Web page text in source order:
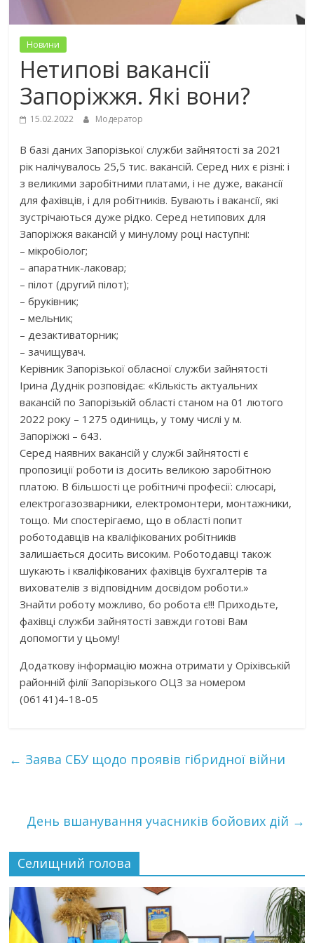
Новини
Нетипові вакансії
Запоріжжя. Які вони?
15.02.2022 Модератор
В базі даних Запорізької служби зайнятості за 2021
рік налічувалось 25,5 тис. вакансій. Серед них є різні: і
з великими заробітними платами, і не дуже, вакансії
для фахівців, і для робітників. Бувають і вакансії, які
зустрічаються дуже рідко. Серед нетипових для
Запоріжжя вакансій у минулому році наступні:
– мікробіолог;
– апаратник-лаковар;
– пілот (другий пілот);
– бруківник;
– мельник;
– дезактиваторник;
– зачищувач.
Керівник Запорізької обласної служби зайнятості
Ірина Дуднік розповідає: «Кількість актуальних
вакансій по Запорізькій області станом на 01 лютого
2022 року – 1275 одиниць, у тому числі у м.
Запоріжжі – 643.
Серед наявних вакансій у службі зайнятості є
пропозиції роботи із досить великою заробітною
платою. В більшості це робітничі професії: слюсарі,
електрогазозварники, електромонтери, монтажники,
тощо. Ми спостерігаємо, що в області попит
роботодавців на кваліфікованих робітників
залишається досить високим. Роботодавці також
шукають і кваліфікованих фахівців бухгалтерів та
вихователів з відповідним досвідом роботи.»
Знайти роботу можливо, бо робота є!!! Приходьте,
фахівці служби зайнятості завжди готові Вам
допомогти у цьому!
Додаткову інформацію можна отримати у Оріхівській
районній філії Запорізького ОЦЗ за номером
(06141)4-18-05
← Заява СБУ щодо проявів гібридної війни
День вшанування учасників бойових дій →
Селищний голова